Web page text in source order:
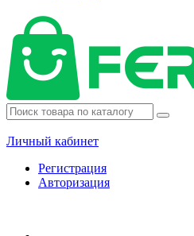
Личный кабинет
Регистрация
Авторизация